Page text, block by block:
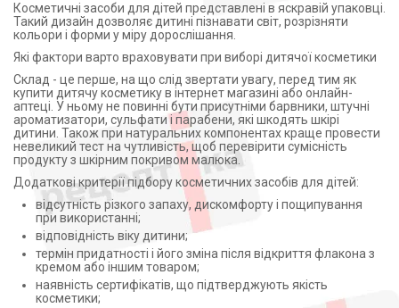
Косметичні засоби для дітей представлені в яскравій упаковці.
Такий дизайн дозволяє дитині пізнавати світ, розрізняти
кольори і форми у міру дорослішання.
Які фактори варто враховувати при виборі дитячої косметики
Склад - це перше, на що слід звертати увагу, перед тим як
купити дитячу косметику в інтернет магазині або онлайн-
аптеці. У ньому не повинні бути присутніми барвники, штучні
ароматизатори, сульфати і парабени, які шкодять шкірі
дитини. Також при натуральних компонентах краще провести
невеликий тест на чутливість, щоб перевірити сумісність
продукту з шкірним покривом малюка.
Додаткові критерії підбору косметичних засобів для дітей:
відсутність різкого запаху, дискомфорту і пощипування
при використанні;
відповідність віку дитини;
термін придатності і його зміна після відкриття флакона з
кремом або іншим товаром;
наявність сертифікатів, що підтверджують якість
косметики;